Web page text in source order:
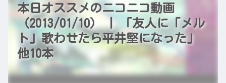
本日オススメのニコニコ動画
（2013/01/10） | 「友人に「メル
ト」歌わせたら平井堅になった」
他10本